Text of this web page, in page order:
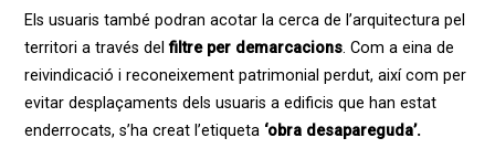
Els usuaris també podran acotar la cerca de l’arquitectura pel
territori a través delfiltre per demarcacions. Com a eina de
reivindicació i reconeixement patrimonial perdut, així com per
evitar desplaçaments dels usuaris a edificis que han estat
enderrocats, s’ha creat l’etiqueta ‘obra desapareguda’.